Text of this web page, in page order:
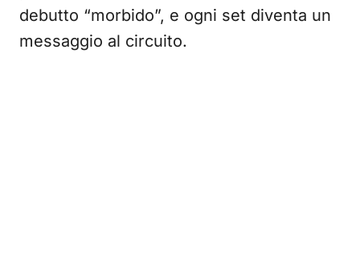
debutto “morbido”, e ogni set diventa un
messaggio al circuito.